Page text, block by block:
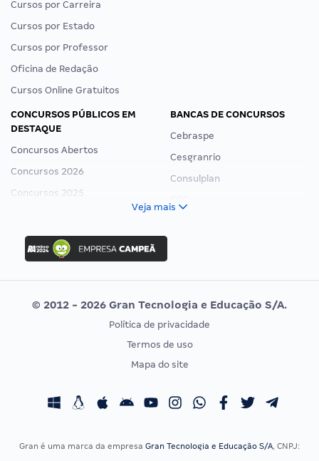
Cursos por Carreira
Cursos por Estado
Cursos por Professor
Oficina de Redação
Cursos Online Gratuitos
CONCURSOS PÚBLICOS EM
DESTAQUE
Concursos Abertos
Concursos 2026
Concursos 2025
Concurso Ibama
Concurso MPU
Editais publicados
BANCAS DE CONCURSOS
Cebraspe
Cesgranrio
Consulplan
Vunesp
CONCURSOS POR PROFISSÃO
Concursos Fiscais
EXAME DE ORDEM
Calendário OAB
Veja mais
© 2012 - 2026 Gran Tecnologia e Educação S/A.
Política de privacidade
Termos de uso
Mapa do site
Gran é uma marca da empresa Gran Tecnologia e Educação S/A, CNPJ: